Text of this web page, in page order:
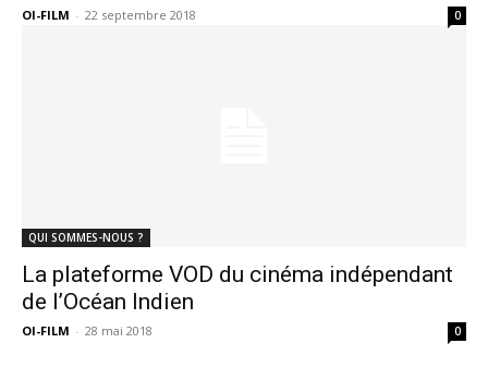
OI-FILM - 22 septembre 2018 0
QUI SOMMES-NOUS ?
La plateforme VOD du cinéma indépendant
de l’Océan Indien
OI-FILM - 28 mai 2018 0